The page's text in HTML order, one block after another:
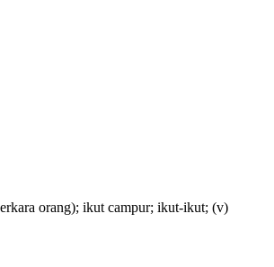
orang); ikut campur; ikut-ikut; (v)